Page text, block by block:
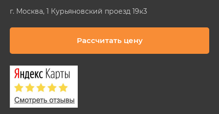
г. Москва, 1 Курьяновский проезд 19к3
Рассчитать цену